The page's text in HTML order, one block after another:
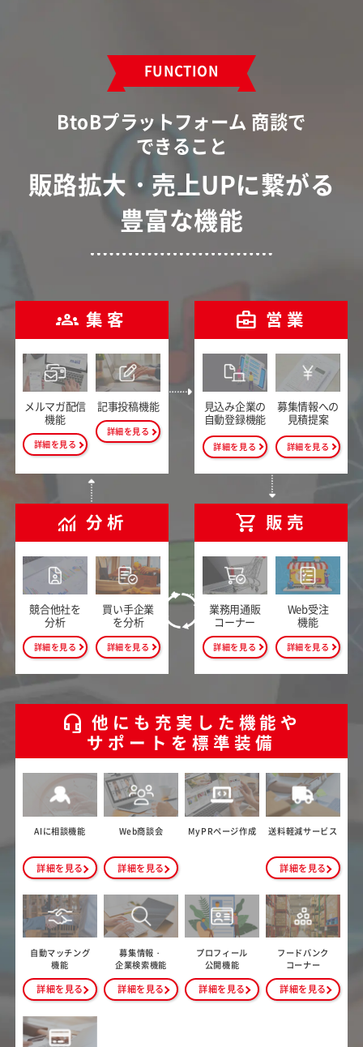
FUNCTION
BtoBプラットフォーム 商談で
できること
販路拡大・売上UPに繋がる
豊富な機能
groups 集客
メルマガ配信
機能
詳細を見る
記事投稿機能
詳細を見る
business_center 営業
見込み企業の
自動登録機能
詳細を見る
募集情報への
見積提案
詳細を見る
monitoring 分析
競合他社を
分析
詳細を見る
買い手企業
を分析
詳細を見る
shopping_cart 販売
業務用通販
コーナー
詳細を見る
Web受注
機能
詳細を見る
headset_mic 他にも充実した機能や
サポートを標準装備
AIに相談機能
詳細を見る
Web商談会
詳細を見る
MyPRページ作成 送料軽減サービス
詳細を見る
自動マッチング
機能
詳細を見る
募集情報・
企業検索機能
詳細を見る
プロフィール
公開機能
詳細を見る
フードバンク
コーナー
詳細を見る